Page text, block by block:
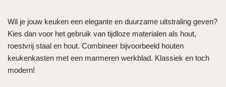
Wil je jouw keuken een elegante en duurzame uitstraling geven?
Kies dan voor het gebruik van tijdloze materialen als hout,
roestvrij staal en hout. Combineer bijvoorbeeld houten
keukenkasten met een marmeren werkblad. Klassiek en toch
modern!